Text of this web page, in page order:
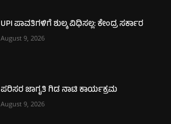
UPI ಪಾವತಿಗಳಿಗೆ ಶುಲ್ಕ ವಿಧಿಸಲ್ಲ: ಕೇಂದ್ರ ಸರ್ಕಾರ
August 9, 2026
ಪರಿಸರ ಜಾಗೃತಿ ಗಿಡ ನಾಟಿ ಕಾರ್ಯಕ್ರಮ
August 9, 2026